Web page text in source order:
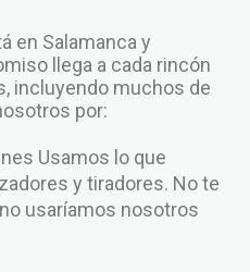
en Salamanca y
llega a cada rincón
incluyendo muchos de
por:
Usamos lo que
y tiradores. No te
usaríamos nosotros